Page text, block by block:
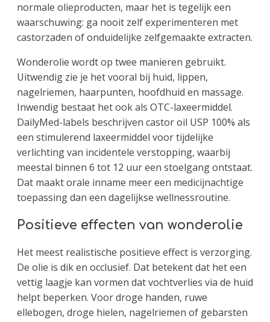
normale olieproducten, maar het is tegelijk een
waarschuwing: ga nooit zelf experimenteren met
castorzaden of onduidelijke zelfgemaakte extracten.
Wonderolie wordt op twee manieren gebruikt.
Uitwendig zie je het vooral bij huid, lippen,
nagelriemen, haarpunten, hoofdhuid en massage.
Inwendig bestaat het ook als OTC-laxeermiddel.
DailyMed-labels beschrijven castor oil USP 100% als
een stimulerend laxeermiddel voor tijdelijke
verlichting van incidentele verstopping, waarbij
meestal binnen 6 tot 12 uur een stoelgang ontstaat.
Dat maakt orale inname meer een medicijnachtige
toepassing dan een dagelijkse wellnessroutine.
Positieve effecten van wonderolie
Het meest realistische positieve effect is verzorging.
De olie is dik en occlusief. Dat betekent dat het een
vettig laagje kan vormen dat vochtverlies via de huid
helpt beperken. Voor droge handen, ruwe
ellebogen, droge hielen, nagelriemen of gebarsten